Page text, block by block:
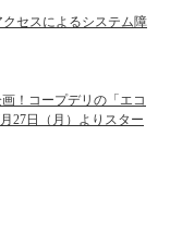
クセスによるシステム障
！コープデリの「エコ
27日（月）よりスター